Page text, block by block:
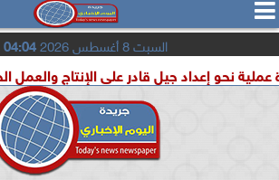
  
السبت 8 أغسطس 2026 04:04 صـ
إعداد جيل قادر على الإنتاج والعمل الحر